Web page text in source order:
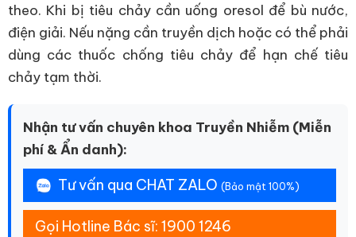
theo. Khi bị tiêu chảy cần uống oresol để bù nước,
điện giải. Nếu nặng cần truyền dịch hoặc có thể phải
dùng các thuốc chống tiêu chảy để hạn chế tiêu
chảy tạm thời.
Nhận tư vấn chuyên khoa Truyền Nhiễm (Miễn
phí & Ẩn danh):
Tư vấn qua CHAT ZALO (Bảo mật 100%)
Gọi Hotline Bác sĩ: 1900 1246